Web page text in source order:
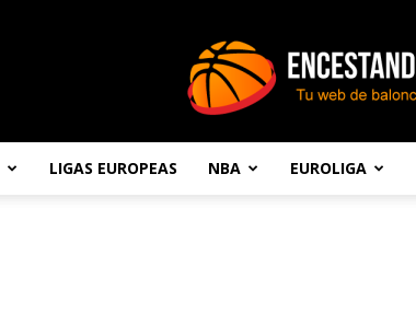
LIGAS EUROPEAS NBA EUROLIGA